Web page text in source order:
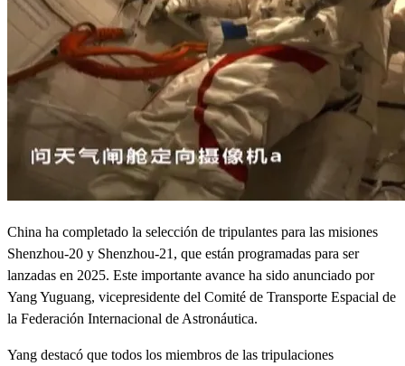
China ha completado la selección de tripulantes para las misiones
Shenzhou-20 y Shenzhou-21, que están programadas para ser
lanzadas en 2025. Este importante avance ha sido anunciado por
Yang Yuguang, vicepresidente del Comité de Transporte Espacial de
la Federación Internacional de Astronáutica.
Yang destacó que todos los miembros de las tripulaciones